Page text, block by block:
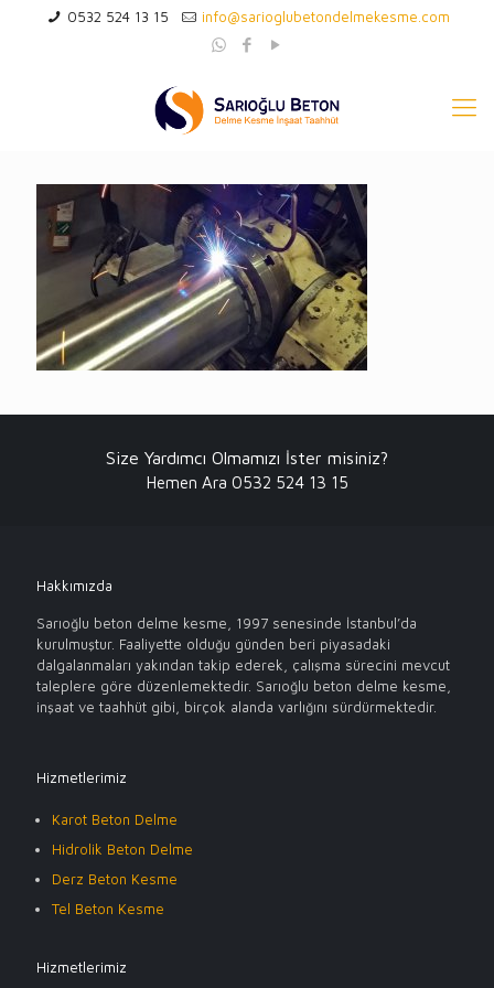
0532 524 13 15 info@sarioglubetondelmekesme.com
Size Yardımcı Olmamızı İster misiniz?
Hemen Ara 0532 524 13 15
Hakkımızda
Sarıoğlu beton delme kesme, 1997 senesinde İstanbul’da
kurulmuştur. Faaliyette olduğu günden beri piyasadaki
dalgalanmaları yakından takip ederek, çalışma sürecini mevcut
taleplere göre düzenlemektedir. Sarıoğlu beton delme kesme,
inşaat ve taahhüt gibi, birçok alanda varlığını sürdürmektedir.
Hizmetlerimiz
Karot Beton Delme
Hidrolik Beton Delme
Derz Beton Kesme
Tel Beton Kesme
Hizmetlerimiz